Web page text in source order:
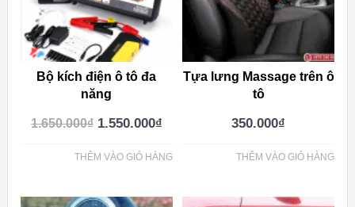
Bộ kích điện ô tô đa
năng
1.650.000₫ 1.550.000₫
THÊM VÀO GIỎ HÀNG
Tựa lưng Massage trên ô
tô
350.000₫
THÊM VÀO GIỎ HÀNG